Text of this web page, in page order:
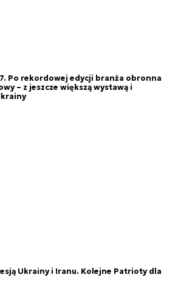
Po rekordowej edycji branża obronna
– z jeszcze większą wystawą i
Ukrainy i Iranu. Kolejne Patrioty dla